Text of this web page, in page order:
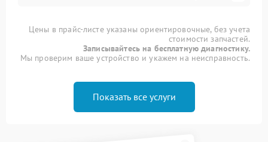
Цены в прайс-листе указаны ориентировочные, без учета
стоимости запчастей.
Записывайтесь на бесплатную диагностику.
Мы проверим ваше устройство и укажем на неисправность.
Показать все услуги